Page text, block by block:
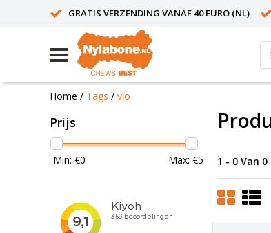
GRATIS VERZENDING VANAF 40 EURO (NL)
Home / Tags / vlo
Prijs
Min: €0 Max: €5 1 - 0 Van 0